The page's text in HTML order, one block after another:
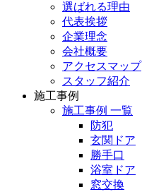
選ばれる理由
代表挨拶
企業理念
会社概要
アクセスマップ
スタッフ紹介
施工事例
施工事例 一覧
防犯
玄関ドア
勝手口
浴室ドア
窓交換